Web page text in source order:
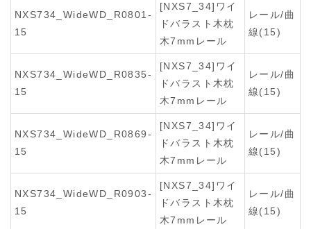
NXS734_WideWD_R0801-
15
[NXS7_34]ワイ
ドバラスト木枕
木7mmレール
レール/曲
線(15)
NXS734_WideWD_R0835-
15
[NXS7_34]ワイ
ドバラスト木枕
木7mmレール
レール/曲
線(15)
NXS734_WideWD_R0869-
15
[NXS7_34]ワイ
ドバラスト木枕
木7mmレール
レール/曲
線(15)
NXS734_WideWD_R0903-
15
[NXS7_34]ワイ
ドバラスト木枕
木7mmレール
レール/曲
線(15)